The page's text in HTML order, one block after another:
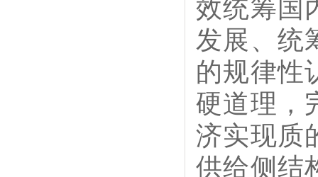
效统筹国
发展、统
的规律性
硬道理，
济实现质
供给侧结